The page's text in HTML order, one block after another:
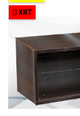
ХИТ